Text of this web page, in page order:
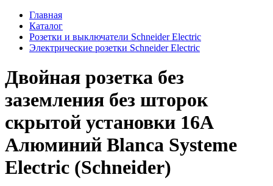
Главная
Каталог
Розетки и выключатели Schneider Electric
Электрические розетки Schneider Electric
Двойная розетка без
заземления без шторок
скрытой установки 16А
Алюминий Blanca Systeme
Electric (Schneider)